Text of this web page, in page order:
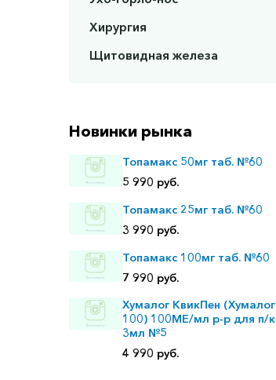
Хирургия
Щитовидная железа
Новинки рынка
Топамакс 50мг таб. №60
5 990 руб.
Топамакс 25мг таб. №60
3 990 руб.
Топамакс 100мг таб. №60
7 990 руб.
Хумалог КвикПен (Хумалог
100) 100МЕ/мл р-р для п/к
3мл №5
4 990 руб.